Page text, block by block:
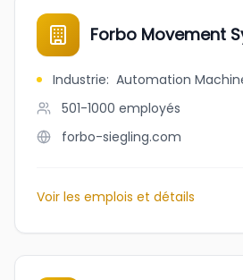
Forbo Movement
Industrie: Automation
501-1000 employés
forbo-siegling.com
Voir les emplois et détails